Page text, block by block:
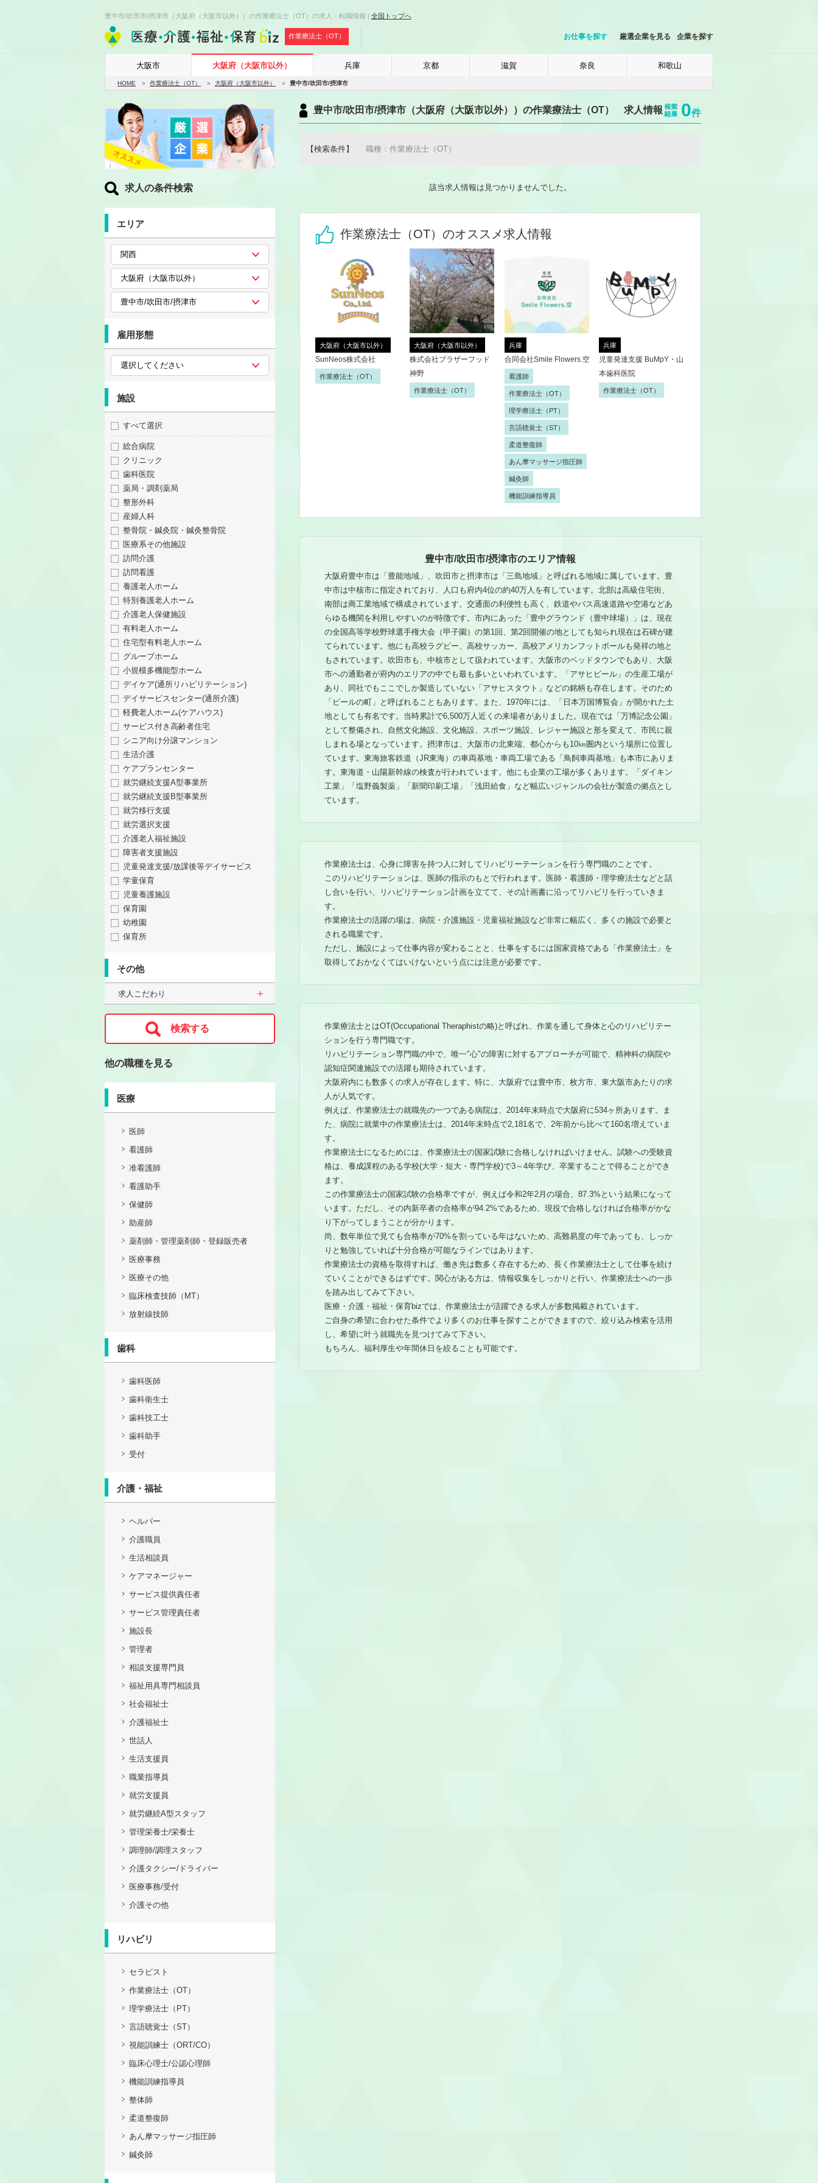
豊中市/吹田市/摂津市（大阪府（大阪市以外））の作業療法士（OT）の求人・転職情報 | 全国トップへ
作業療法士（OT） お仕事を探す 厳選企業を見る 企業を探す
大阪市 大阪府（大阪市以外） 兵庫 京都 滋賀 奈良 和歌山
HOME 作業療法士（OT） 大阪府（大阪市以外） 豊中市/吹田市/摂津市
求人の条件検索
エリア
雇用形態
施設
すべて選択
総合病院
クリニック
歯科医院
薬局・調剤薬局
整形外科
産婦人科
整骨院・鍼灸院・鍼灸整骨院
医療系その他施設
訪問介護
訪問看護
養護老人ホーム
特別養護老人ホーム
介護老人保健施設
有料老人ホーム
住宅型有料老人ホーム
グループホーム
小規模多機能型ホーム
デイケア(通所リハビリテーション)
デイサービスセンター(通所介護)
軽費老人ホーム(ケアハウス)
サービス付き高齢者住宅
シニア向け分譲マンション
生活介護
ケアプランセンター
就労継続支援A型事業所
就労継続支援B型事業所
就労移行支援
就労選択支援
介護老人福祉施設
障害者支援施設
児童発達支援/放課後等デイサービス
学童保育
児童養護施設
保育園
幼稚園
保育所
その他
求人こだわり
他の職種を見る
医療
医師
看護師
准看護師
看護助手
保健師
助産師
薬剤師・管理薬剤師・登録販売者
医療事務
医療その他
臨床検査技師（MT）
放射線技師
歯科
歯科医師
歯科衛生士
歯科技工士
歯科助手
受付
介護・福祉
ヘルパー
介護職員
生活相談員
ケアマネージャー
サービス提供責任者
サービス管理責任者
施設長
管理者
相談支援専門員
福祉用具専門相談員
社会福祉士
介護福祉士
世話人
生活支援員
職業指導員
就労支援員
就労継続A型スタッフ
管理栄養士/栄養士
調理師/調理スタッフ
介護タクシー/ドライバー
医療事務/受付
介護その他
リハビリ
セラピスト
作業療法士（OT）
理学療法士（PT）
言語聴覚士（ST）
視能訓練士（ORT/CO）
臨床心理士/公認心理師
機能訓練指導員
整体師
柔道整復師
あん摩マッサージ指圧師
鍼灸師
豊中市/吹田市/摂津市（大阪府（大阪市以外））の作業療法士（OT） 求人情報 0件
【検索条件】 職種：作業療法士（OT）
該当求人情報は見つかりませんでした。
作業療法士（OT）のオススメ求人情報
大阪府（大阪市以外）
SunNeos株式会社
作業療法士（OT）
大阪府（大阪市以外）
株式会社ブラザーフッド
神野
作業療法士（OT）
兵庫
合同会社Smile Flowers.空
看護師
作業療法士（OT）
理学療法士（PT）
言語聴覚士（ST）
柔道整復師
あん摩マッサージ指圧師
鍼灸師
機能訓練指導員
兵庫
児童発達支援 BuMpY・山
本歯科医院
作業療法士（OT）
豊中市/吹田市/摂津市のエリア情報
大阪府豊中市は「豊能地域」、吹田市と摂津市は「三島地域」と呼ばれる地域に属しています。豊
中市は中核市に指定されており、人口も府内4位の約40万人を有しています。北部は高級住宅街、
南部は商工業地域で構成されています。交通面の利便性も高く、鉄道やバス高速道路や空港などあ
らゆる機関を利用しやすいのが特徴です。市内にあった「豊中グラウンド（豊中球場）」は、現在
の全国高等学校野球選手権大会（甲子園）の第1回、第2回開催の地としても知られ現在は石碑が建
てられています。他にも高校ラグビー、高校サッカー、高校アメリカンフットボールも発祥の地と
もされています。吹田市も、中核市として扱われています。大阪市のベッドタウンでもあり、大阪
市への通勤者が府内のエリアの中でも最も多いといわれています。「アサヒビール」の生産工場が
あり、同社でもここでしか製造していない「アサヒスタウト」などの銘柄も存在します。そのため
「ビールの町」と呼ばれることもあります。また、1970年には、「日本万国博覧会」が開かれた土
地としても有名です。当時累計で6,500万人近くの来場者がありました。現在では「万博記念公園」
として整備され、自然文化施設、文化施設、スポーツ施設、レジャー施設と形を変えて、市民に親
しまれる場となっています。摂津市は、大阪市の北東端、都心からも10㎞圏内という場所に位置し
ています。東海旅客鉄道（JR東海）の車両基地・車両工場である「鳥飼車両基地」も本市にありま
す。東海道・山陽新幹線の検査が行われています。他にも企業の工場が多くあります。「ダイキン
工業」「塩野義製薬」「新聞印刷工場」「浅田給食」など幅広いジャンルの会社が製造の拠点とし
ています。
作業療法士は、心身に障害を持つ人に対してリハビリーテーションを行う専門職のことです。
このリハビリテーションは、医師の指示のもとで行われます。医師・看護師・理学療法士などと話
し合いを行い、リハビリテーション計画を立てて、その計画書に沿ってリハビリを行っていきま
す。
作業療法士の活躍の場は、病院・介護施設・児童福祉施設など非常に幅広く、多くの施設で必要と
される職業です。
ただし、施設によって仕事内容が変わることと、仕事をするには国家資格である「作業療法士」を
取得しておかなくてはいけないという点には注意が必要です。
作業療法士とはOT(Occupational Theraphistの略)と呼ばれ、作業を通して身体と心のリハビリテー
ションを行う専門職です。
リハビリテーション専門職の中で、唯一"心"の障害に対するアプローチが可能で、精神科の病院や
認知症関連施設での活躍も期待されています。
大阪府内にも数多くの求人が存在します。特に、大阪府では豊中市、枚方市、東大阪市あたりの求
人が人気です。
例えば、作業療法士の就職先の一つである病院は、2014年末時点で大阪府に534ヶ所あります。ま
た、病院に就業中の作業療法士は、2014年末時点で2,181名で、2年前から比べて160名増えていま
す。
作業療法士になるためには、作業療法士の国家試験に合格しなければいけません。試験への受験資
格は、養成課程のある学校(大学・短大・専門学校)で3～4年学び、卒業することで得ることができ
ます。
この作業療法士の国家試験の合格率ですが、例えば令和2年2月の場合、87.3%という結果になって
います。ただし、その内新卒者の合格率が94.2%であるため、現役で合格しなければ合格率がかな
り下がってしまうことが分かります。
尚、数年単位で見ても合格率が70%を割っている年はないため、高難易度の年であっても、しっか
りと勉強していれば十分合格が可能なラインではあります。
作業療法士の資格を取得すれば、働き先は数多く存在するため、長く作業療法士として仕事を続け
ていくことができるはずです。関心がある方は、情報収集をしっかりと行い、作業療法士への一歩
を踏み出してみて下さい。
医療・介護・福祉・保育bizでは、作業療法士が活躍できる求人が多数掲載されています。
ご自身の希望に合わせた条件でより多くのお仕事を探すことができますので、絞り込み検索を活用
し、希望に叶う就職先を見つけてみて下さい。
もちろん、福利厚生や年間休日を絞ることも可能です。